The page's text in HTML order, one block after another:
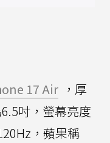
17 Air ，厚
吋，螢幕亮度
，蘋果稱